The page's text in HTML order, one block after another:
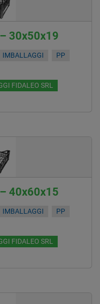
30x50x19
IMBALLAGGI
PP
FIDALEO SRL
40x60x15
IMBALLAGGI
PP
FIDALEO SRL